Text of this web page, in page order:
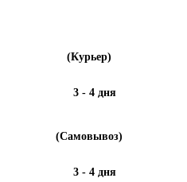
(Курьер)
3 - 4 дня
(Самовывоз)
3 - 4 дня